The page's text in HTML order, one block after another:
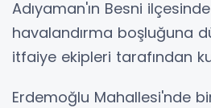
Adıyaman'ın Besni ilçesinde
havalandırma boşluğuna
itfaiye ekipleri tarafından
Erdemoğlu Mahallesi'nde